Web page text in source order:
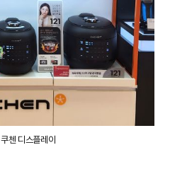
쿠첸 디스플레이